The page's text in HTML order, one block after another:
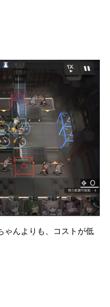
ゃんよりも、コストが低